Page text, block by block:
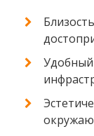
Удобный